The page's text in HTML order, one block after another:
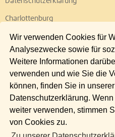
Wir verwenden Cookies für
Analysezwecke sowie für
Weitere Informationen
verwenden und wie Sie die
können, finden Sie in unserer
Datenschutzerklärung.
weiter verwenden, stimmen
von Cookies zu.
Charlottenburg
Lichtenberg
Pankow
Reinickendorf
Spandau
Tempelhof
Treptow